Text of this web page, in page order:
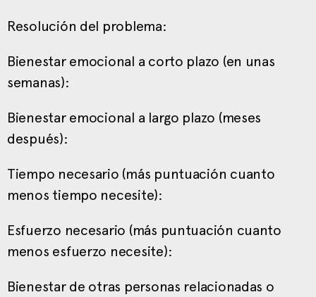
Resolución del problema:
Bienestar emocional a corto plazo (en unas
semanas):
Bienestar emocional a largo plazo (meses
después):
Tiempo necesario (más puntuación cuanto
menos tiempo necesite):
Esfuerzo necesario (más puntuación cuanto
menos esfuerzo necesite):
Bienestar de otras personas relacionadas o